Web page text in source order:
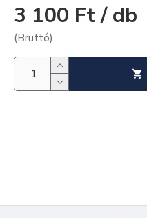
3 100 Ft / db
(Bruttó)